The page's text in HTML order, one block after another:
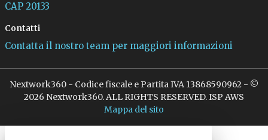
CAP 20133
Contatti
Contatta il nostro team per maggiori informazioni
Nextwork360 - Codice fiscale e Partita IVA 13868590962 - ©
2026 Nextwork360. ALL RIGHTS RESERVED. ISP AWS
Mappa del sito